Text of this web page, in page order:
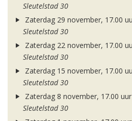
Sleutelstad 30
Zaterdag 29 november, 17.00
Sleutelstad 30
Zaterdag 22 november, 17.00
Sleutelstad 30
Zaterdag 15 november, 17.00
Sleutelstad 30
Zaterdag 8 november, 17.00 uur
Sleutelstad 30